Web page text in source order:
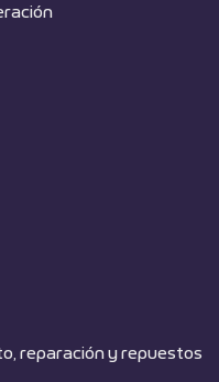
reparación y repuestos